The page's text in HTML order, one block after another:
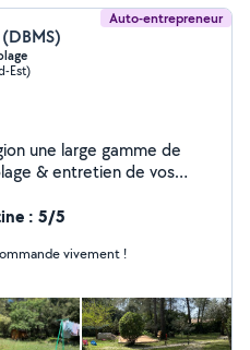
Auto-entrepreneur
Est)
une large gamme de
& entretien de vos
gratuit préalable
: 5/5
vivement !